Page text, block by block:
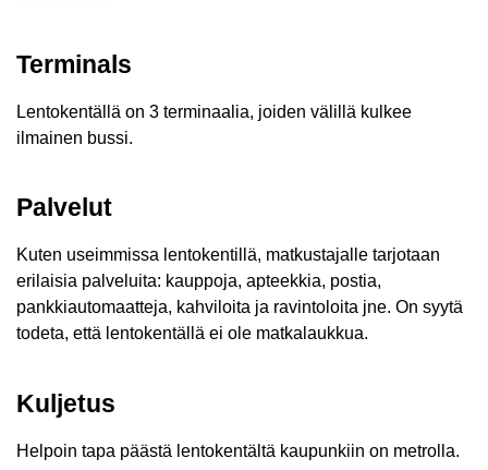
Terminals
Lentokentällä on 3 terminaalia, joiden välillä kulkee
ilmainen bussi.
Palvelut
Kuten useimmissa lentokentillä, matkustajalle tarjotaan
erilaisia ​​palveluita: kauppoja, apteekkia, postia,
pankkiautomaatteja, kahviloita ja ravintoloita jne. On syytä
todeta, että lentokentällä ei ole matkalaukkua.
Kuljetus
Helpoin tapa päästä lentokentältä kaupunkiin on metrolla.